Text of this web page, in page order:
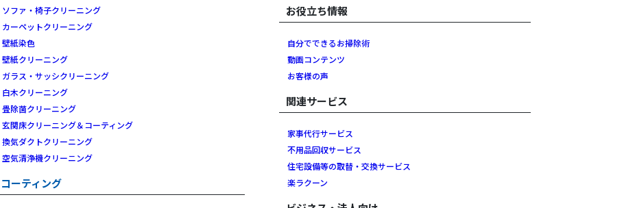
ソファ・椅子クリーニング
カーペットクリーニング
壁紙染色
壁紙クリーニング
ガラス・サッシクリーニング
白木クリーニング
畳除菌クリーニング
玄関床クリーニング＆コーティング
換気ダクトクリーニング
空気清浄機クリーニング
コーティング
お役立ち情報
自分でできるお掃除術
動画コンテンツ
お客様の声
関連サービス
家事代行サービス
不用品回収サービス
住宅設備等の取替・交換サービス
楽ラクーン